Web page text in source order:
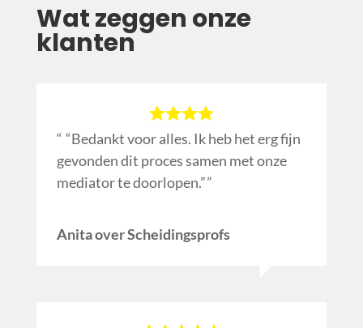
Wat zeggen onze
klanten
“Bedankt voor alles. Ik heb het erg fijn
gevonden dit proces samen met onze
mediator te doorlopen.”
Anita over Scheidingsprofs